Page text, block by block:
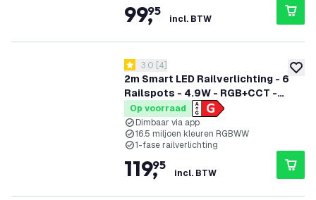
99,
95
incl. BTW
2m Smart LED Railverlichting - 6
Railspots - 4.9W - RGB+CCT -
Dimbaar - 1-Fase Railsysteem -
Zwart
reviews drawer openen
3 score sterren
3.0 [4]
Op voorraad
Dimbaar via app
16.5 miljoen kleuren RGBWW
1-fase railverlichting
119,
95
incl. BTW